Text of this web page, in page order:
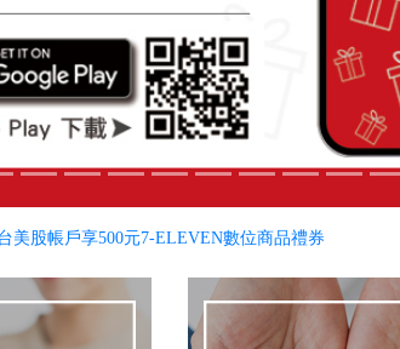
股帳戶享500元7-ELEVEN數位商品禮券